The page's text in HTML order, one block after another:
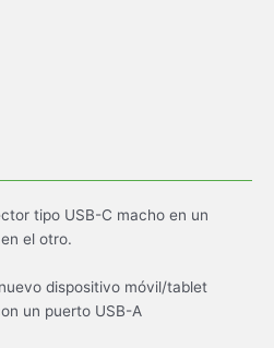
tipo USB-C macho en un
el otro.
dispositivo móvil/tablet
un puerto USB-A